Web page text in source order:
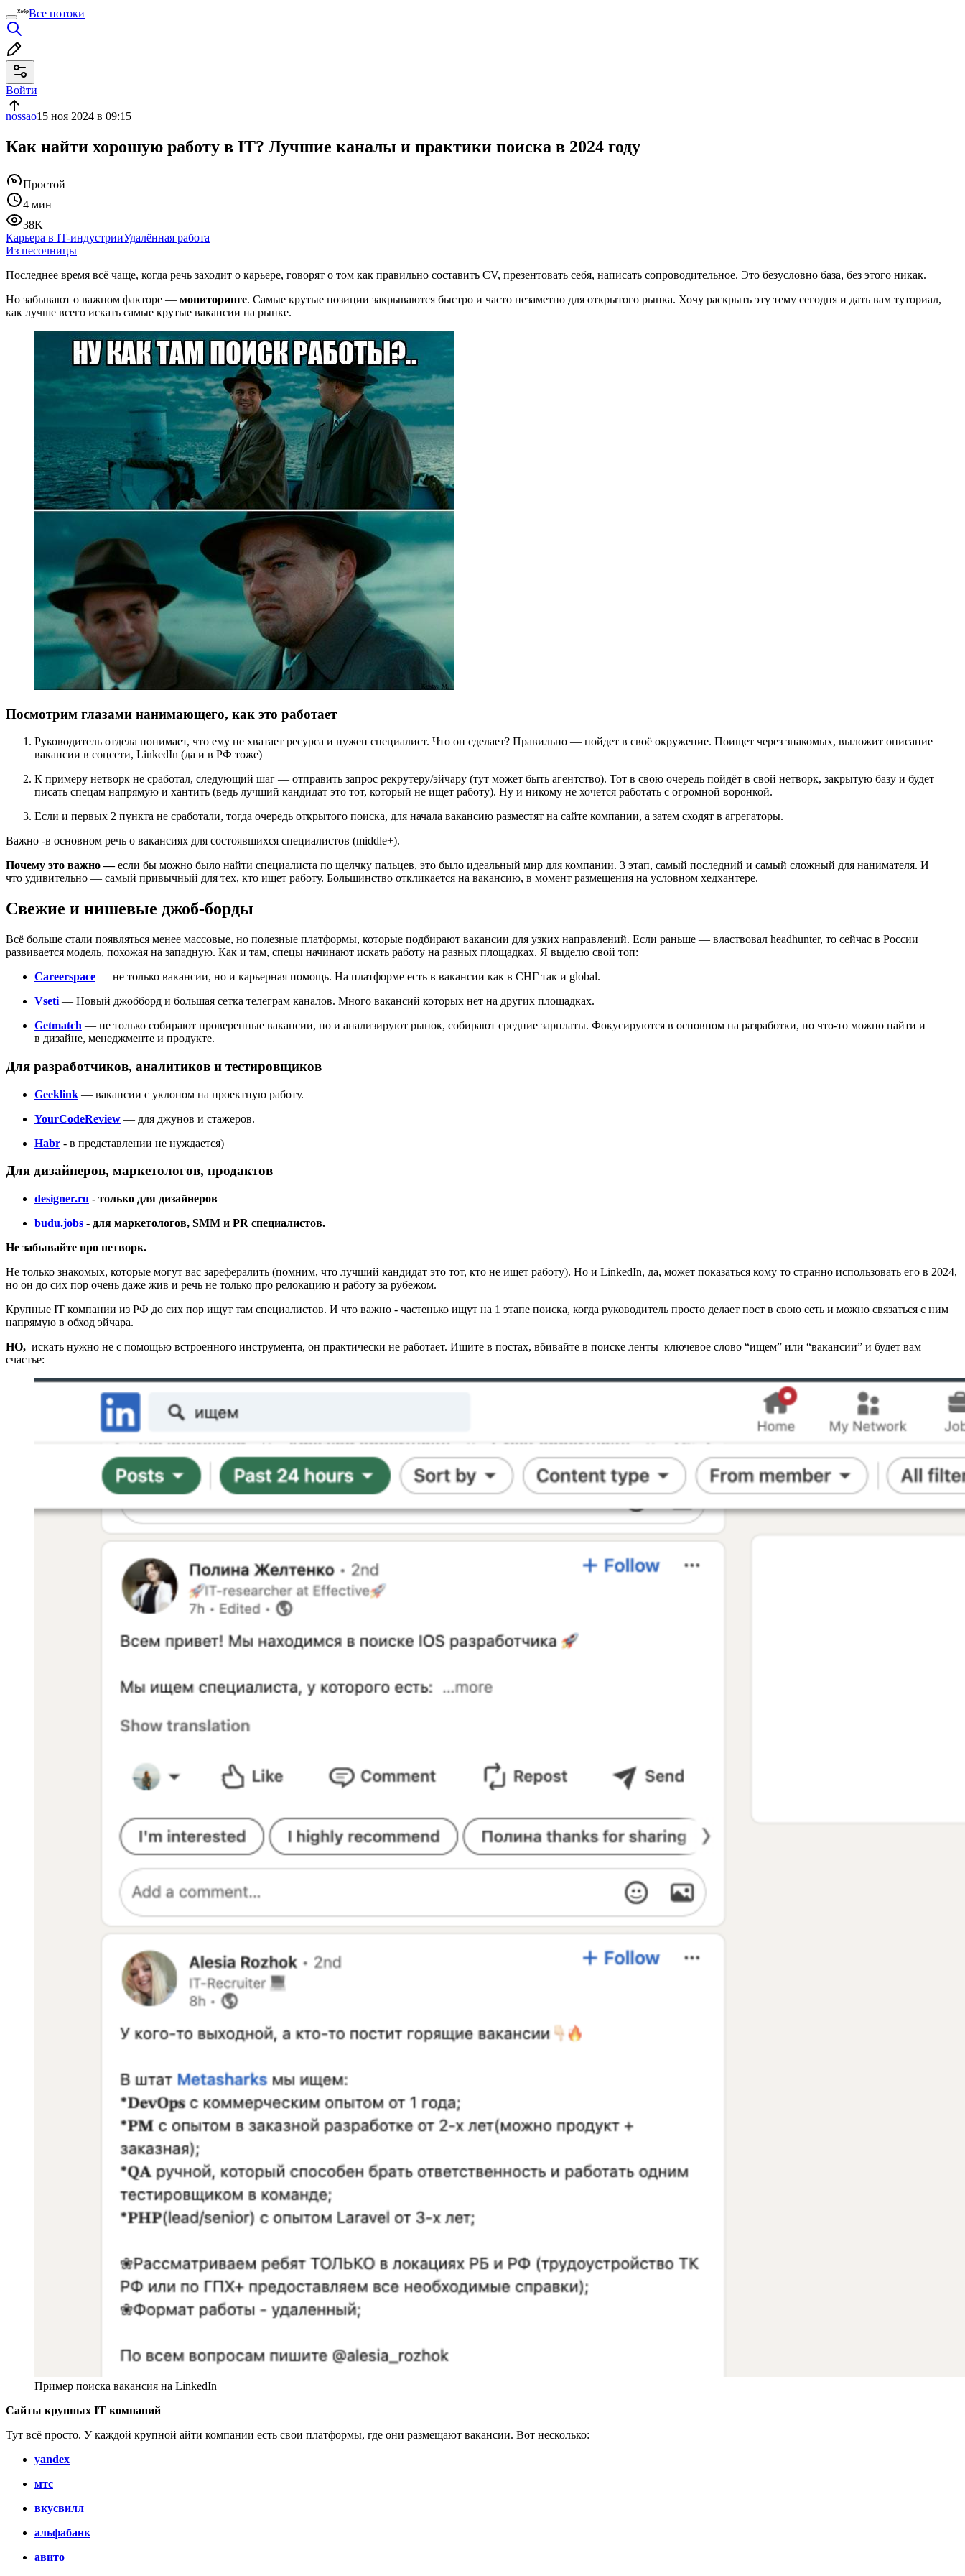
Все потоки
Войти
nossao15 ноя 2024 в 09:15
Как найти хорошую работу в IT? Лучшие каналы и практики поиска в 2024 году
Простой
4 мин
38K
Карьера в IT-индустрииУдалённая работа
Из песочницы
Последнее время всё чаще, когда речь заходит о карьере, говорят о том как правильно составить CV, презентовать себя, написать сопроводительное. Это безусловно база, без этого никак.
Но забывают о важном факторе — мониторинге. Самые крутые позиции закрываются быстро и часто незаметно для открытого рынка. Хочу раскрыть эту тему сегодня и дать вам туториал,
как лучше всего искать самые крутые вакансии на рынке.
Посмотрим глазами нанимающего, как это работает
Руководитель отдела понимает, что ему не хватает ресурса и нужен специалист. Что он сделает? Правильно — пойдет в своё окружение. Поищет через знакомых, выложит описание
вакансии в соцсети, LinkedIn (да и в РФ тоже)
К примеру нетворк не сработал, следующий шаг — отправить запрос рекрутеру/эйчару (тут может быть агентство). Тот в свою очередь пойдёт в свой нетворк, закрытую базу и будет
писать спецам напрямую и хантить (ведь лучший кандидат это тот, который не ищет работу). Ну и никому не хочется работать с огромной воронкой.
Если и первых 2 пункта не сработали, тогда очередь открытого поиска, для начала вакансию разместят на сайте компании, а затем сходят в агрегаторы.
Важно ‑в основном речь о вакансиях для состоявшихся специалистов (middle+).
Почему это важно —если бы можно было найти специалиста по щелчку пальцев, это было идеальный мир для компании. 3 этап, самый последний и самый сложный для нанимателя. И
что удивительно — самый привычный для тех, кто ищет работу. Большинство откликается на вакансию, в момент размещения на условном хедхантере.
Свежие и нишевые джоб-борды
Всё больше стали появляться менее массовые, но полезные платформы, которые подбирают вакансии для узких направлений. Если раньше — властвовал headhunter, то сейчас в России
развивается модель, похожая на западную. Как и там, спецы начинают искать работу на разных площадках. Я выделю свой топ:
Careerspace — не только вакансии, но и карьерная помощь. На платформе есть в вакансии как в СНГ так и global.
Vseti — Новый джобборд и большая сетка телеграм каналов. Много вакансий которых нет на других площадках.
Getmatch — не только собирают проверенные вакансии, но и анализируют рынок, собирают средние зарплаты. Фокусируются в основном на разработки, но что‑то можно найти и
в дизайне, менеджменте и продукте.
Для разработчиков, аналитиков и тестировщиков
Geeklink — вакансии с уклоном на проектную работу.
YourCodeReview — для джунов и стажеров.
Habr - в представлении не нуждается)
Для дизайнеров, маркетологов, продактов
designer.ru - только для дизайнеров
budu.jobs - для маркетологов, SMM и PR специалистов.
Не забывайте про нетворк.
Не только знакомых, которые могут вас зарефералить (помним, что лучший кандидат это тот, кто не ищет работу). Но и LinkedIn, да, может показаться кому то странно использовать его в 2024,
но он до сих пор очень даже жив и речь не только про релокацию и работу за рубежом.
Крупные IT компании из РФ до сих пор ищут там специалистов. И что важно - частенько ищут на 1 этапе поиска, когда руководитель просто делает пост в свою сеть и можно связаться с ним
напрямую в обход эйчара.
НО, искать нужно не с помощью встроенного инструмента, он практически не работает. Ищите в постах, вбивайте в поиске ленты ключевое слово “ищем” или “вакансии” и будет вам
счастье:
Пример поиска вакансия на LinkedIn
Сайты крупных IT компаний
Тут всё просто. У каждой крупной айти компании есть свои платформы, где они размещают вакансии. Вот несколько:
yandex
мтс
вкусвилл
альфабанк
авито